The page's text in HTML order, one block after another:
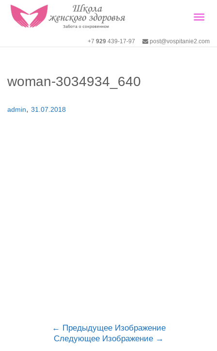
+7 929 439-17-97 post@vospitanie2.com
woman-3034934_640
admin, 31.07.2018
Предыдущее Изображение
Следующее Изображение